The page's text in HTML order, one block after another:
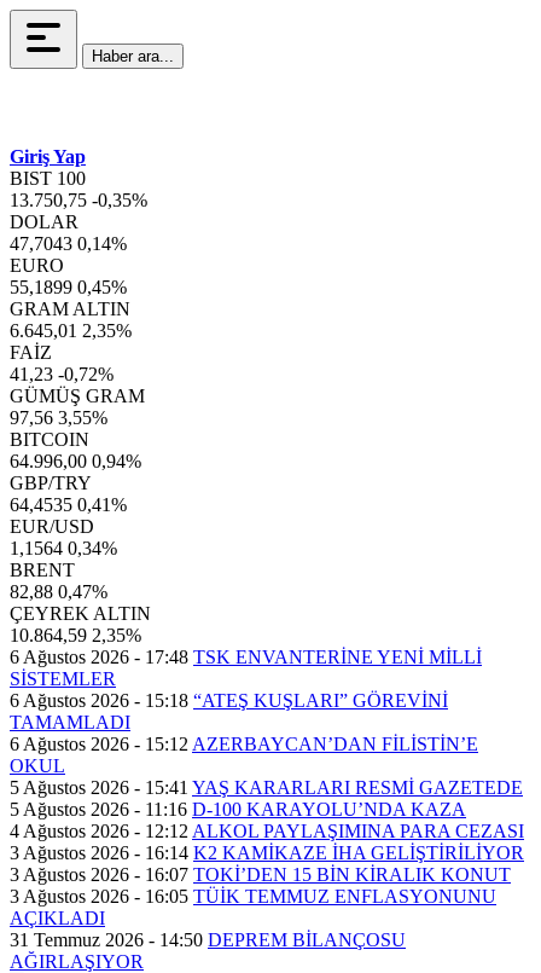
Haber ara...
Giriş Yap
BIST 100
13.750,75 -0,35%
DOLAR
47,7043 0,14%
EURO
55,1899 0,45%
GRAM ALTIN
6.645,01 2,35%
FAİZ
41,23 -0,72%
GÜMÜŞ GRAM
97,56 3,55%
BITCOIN
64.996,00 0,94%
GBP/TRY
64,4535 0,41%
EUR/USD
1,1564 0,34%
BRENT
82,88 0,47%
ÇEYREK ALTIN
10.864,59 2,35%
6 Ağustos 2026 - 17:48 TSK ENVANTERİNE YENİ MİLLİ
SİSTEMLER
6 Ağustos 2026 - 15:18 “ATEŞ KUŞLARI” GÖREVİNİ
TAMAMLADI
6 Ağustos 2026 - 15:12 AZERBAYCAN’DAN FİLİSTİN’E
OKUL
5 Ağustos 2026 - 15:41 YAŞ KARARLARI RESMİ GAZETEDE
5 Ağustos 2026 - 11:16 D-100 KARAYOLU’NDA KAZA
4 Ağustos 2026 - 12:12 ALKOL PAYLAŞIMINA PARA CEZASI
3 Ağustos 2026 - 16:14 K2 KAMİKAZE İHA GELİŞTİRİLİYOR
3 Ağustos 2026 - 16:07 TOKİ’DEN 15 BİN KİRALIK KONUT
3 Ağustos 2026 - 16:05 TÜİK TEMMUZ ENFLASYONUNU
AÇIKLADI
31 Temmuz 2026 - 14:50 DEPREM BİLANÇOSU
AĞIRLAŞIYOR